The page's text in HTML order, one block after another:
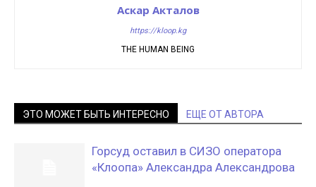
Аскар Акталов
https://kloop.kg
THE HUMAN BEING
ЭТО МОЖЕТ БЫТЬ ИНТЕРЕСНО ЕЩЕ ОТ АВТОРА
Горсуд оставил в СИЗО оператора
«Клоопа» Александра Александрова